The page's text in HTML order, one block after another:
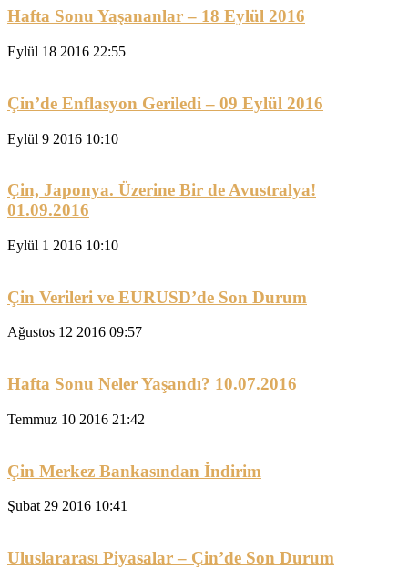
Hafta Sonu Yaşananlar – 18 Eylül 2016
Eylül 18 2016 22:55
Çin’de Enflasyon Geriledi – 09 Eylül 2016
Eylül 9 2016 10:10
Çin, Japonya. Üzerine Bir de Avustralya!
01.09.2016
Eylül 1 2016 10:10
Çin Verileri ve EURUSD’de Son Durum
Ağustos 12 2016 09:57
Hafta Sonu Neler Yaşandı? 10.07.2016
Temmuz 10 2016 21:42
Çin Merkez Bankasından İndirim
Şubat 29 2016 10:41
Uluslararası Piyasalar – Çin’de Son Durum